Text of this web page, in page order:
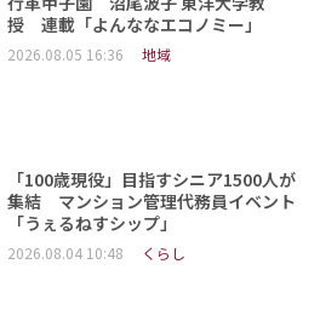
授 連載「よんななエコノミー」
2026.08.05 16:36 地域
「100歳現役」目指すシニア1500人が
集結 マンション管理代務員イベント
「うぇるねすシップ」
2026.08.04 10:48 くらし